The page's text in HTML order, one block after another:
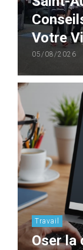
Votre
05/08/2026
Travail
Oser la